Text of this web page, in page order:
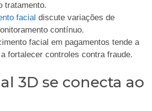
tratamento.
facial discute variações de
contínuo.
facial em pagamentos tende a
fortalecer controles contra fraude.
3D se conecta ao